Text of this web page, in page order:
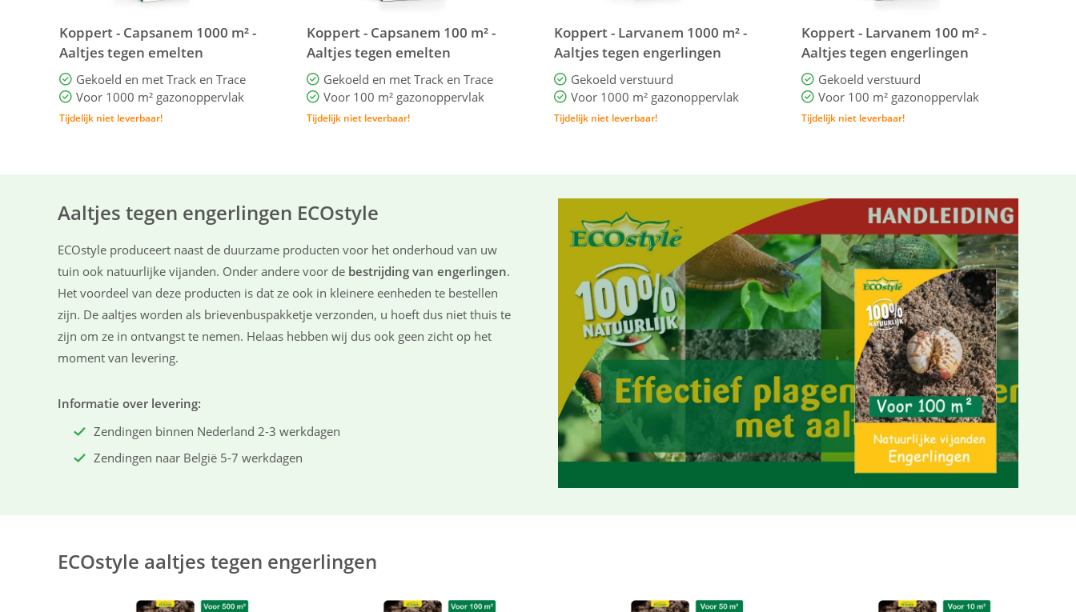
Koppert - Capsanem 1000 m² -
Aaltjes tegen emelten
Gekoeld en met Track en Trace
Voor 1000 m² gazonoppervlak
Tijdelijk niet leverbaar!
Koppert - Capsanem 100 m² -
Aaltjes tegen emelten
Gekoeld en met Track en Trace
Voor 100 m² gazonoppervlak
Tijdelijk niet leverbaar!
Koppert - Larvanem 1000 m² -
Aaltjes tegen engerlingen
Gekoeld verstuurd
Voor 1000 m² gazonoppervlak
Tijdelijk niet leverbaar!
Koppert - Larvanem 100 m² -
Aaltjes tegen engerlingen
Gekoeld verstuurd
Voor 100 m² gazonoppervlak
Tijdelijk niet leverbaar!
Aaltjes tegen engerlingen ECOstyle
ECOstyle produceert naast de duurzame producten voor het onderhoud van uw
tuin ook natuurlijke vijanden. Onder andere voor de bestrijding van engerlingen.
Het voordeel van deze producten is dat ze ook in kleinere eenheden te bestellen
zijn. De aaltjes worden als brievenbuspakketje verzonden, u hoeft dus niet thuis te
zijn om ze in ontvangst te nemen. Helaas hebben wij dus ook geen zicht op het
moment van levering.
Informatie over levering:
Zendingen binnen Nederland 2-3 werkdagen
Zendingen naar België 5-7 werkdagen
ECOstyle aaltjes tegen engerlingen